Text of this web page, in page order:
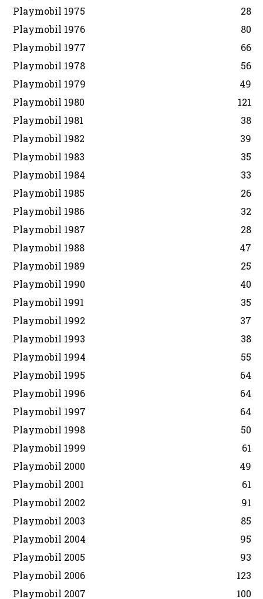
Playmobil 1975
28
Playmobil 1976
80
Playmobil 1977
66
Playmobil 1978
56
Playmobil 1979
49
Playmobil 1980
121
Playmobil 1981
38
Playmobil 1982
39
Playmobil 1983
35
Playmobil 1984
33
Playmobil 1985
26
Playmobil 1986
32
Playmobil 1987
28
Playmobil 1988
47
Playmobil 1989
25
Playmobil 1990
40
Playmobil 1991
35
Playmobil 1992
37
Playmobil 1993
38
Playmobil 1994
55
Playmobil 1995
64
Playmobil 1996
64
Playmobil 1997
64
Playmobil 1998
50
Playmobil 1999
61
Playmobil 2000
49
Playmobil 2001
61
Playmobil 2002
91
Playmobil 2003
85
Playmobil 2004
95
Playmobil 2005
93
Playmobil 2006
123
Playmobil 2007
100